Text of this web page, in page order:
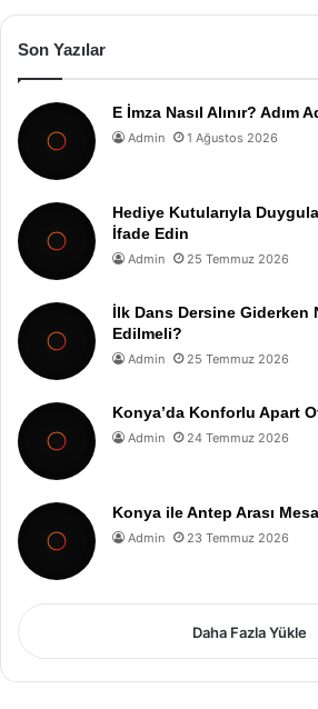
Son Yazılar
E İmza Nasıl Alınır? Adım
Admin 1 Ağustos 2026
Hediye Kutularıyla
İfade Edin
Admin 25 Temmuz 2026
İlk Dans Dersine Giderken
Edilmeli?
Admin 25 Temmuz 2026
Konya’da Konforlu Apart
Admin 24 Temmuz 2026
Konya ile Antep Arası
Admin 23 Temmuz 2026
Daha Fazla Yükle